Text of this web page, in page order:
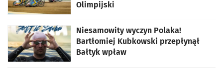
Olimpijski
Niesamowity wyczyn Polaka!
Bartłomiej Kubkowski przepłynął
Bałtyk wpław